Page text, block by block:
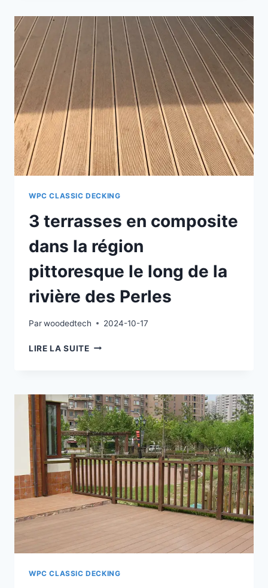
EN
COMPOSITE
2×4
RÉSISTENT
À
L'ÉPREUVE
DU
TEMPS
WPC CLASSIC DECKING
3 terrasses en composite
dans la région
pittoresque le long de la
rivière des Perles
Parwoodedtech 2024-10-17
LIRE LA SUITE3
DANS
LA
RÉGION
PITTORESQUE
LE
LONG
DE
LA
RIVIÈRE
DES
PERLES
WPC CLASSIC DECKING